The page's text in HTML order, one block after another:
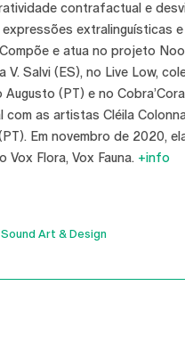
contrafactual e
extralinguísticas
e atua no projeto
V. Salvi (ES), no Live Low,
(PT) e no
com as artistas Cléila
Em novembro de 2020,
Vox Flora, Vox Fauna. +info
Sound Art & Design